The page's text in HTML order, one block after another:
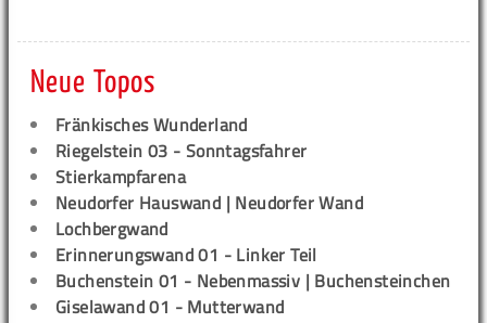
Neue Topos
Fränkisches Wunderland
Riegelstein 03 - Sonntagsfahrer
Stierkampfarena
Neudorfer Hauswand | Neudorfer Wand
Lochbergwand
Erinnerungswand 01 - Linker Teil
Buchenstein 01 - Nebenmassiv | Buchensteinchen
Giselawand 01 - Mutterwand